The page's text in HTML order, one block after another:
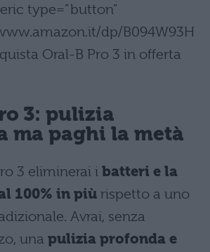
type=”button”
dp/B094W93H
Oral-B Pro 3 in offerta
3: pulizia
ma paghi la metà
3 eliminerai i batteri e la
100% in più rispetto a uno
Avrai, senza
una pulizia profonda e